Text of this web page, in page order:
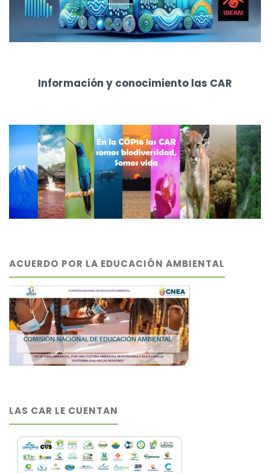
Información y conocimiento las CAR
ACUERDO POR LA EDUCACIÓN AMBIENTAL
LAS CAR LE CUENTAN